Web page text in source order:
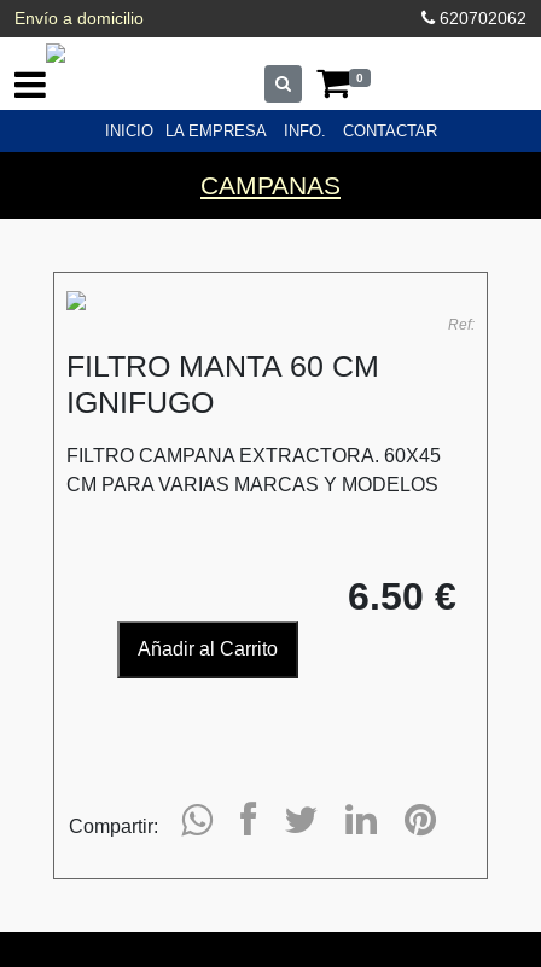
Envío a domicilio 620702062
0
INICIO LA EMPRESA INFO. CONTACTAR
CAMPANAS
Ref:
FILTRO MANTA 60 CM
IGNIFUGO
FILTRO CAMPANA EXTRACTORA. 60X45
CM PARA VARIAS MARCAS Y MODELOS
6.50 €
Añadir al Carrito
Compartir: